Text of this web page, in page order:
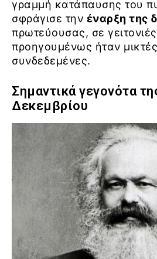
γραμμή κατάπαυσης του
σφράγισε την έναρξη της
πρωτεύουσας, σε
προηγουμένως ήταν
συνδεδεμένες.
Σημαντικά γεγονότα
Δεκεμβρίου